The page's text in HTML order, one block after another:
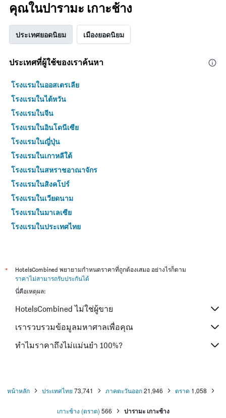
คุณในปารามะ เกาะช้าง
ประเทศยอดนิยม เมืองยอดนิยม
ประเทศที่ผู้ใช้ของเราค้นหา
โรงแรมในออสเตรเลีย
โรงแรมในไต้หวัน
โรงแรมในจีน
โรงแรมในอินโดนีเซีย
โรงแรมในญี่ปุ่น
โรงแรมในเกาหลีใต้
โรงแรมในสหราชอาณาจักร
โรงแรมในสิงคโปร์
โรงแรมในเวียดนาม
โรงแรมในมาเลเซีย
โรงแรมในประเทศไทย
*
HotelsCombined พยายามกำหนดราคาที่ถูกต้องเสมอ อย่างไรก็ตาม
ราคาไม่สามารถรับประกันได้
นี่คือเหตุผล:
HotelsCombined ไม่ใช่ผู้ขาย
เรารวบรวมข้อมูลมหาศาลเพื่อคุณ
ทำไมราคาถึงไม่แม่นยำ 100%?
หน้าหลัก ประเทศไทย 73,741 ภาคตะวันออก21,946 ตราด 1,058
เกาะช้าง (ตราด) 566 ปารามะ เกาะช้าง